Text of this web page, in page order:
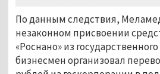
По данным следствия,
незаконном присвоении
«Роснано» из
бизнесмен организовал